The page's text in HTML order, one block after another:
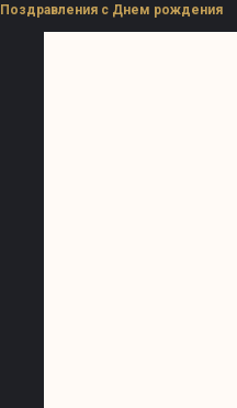
Поздравления с Днем рождения